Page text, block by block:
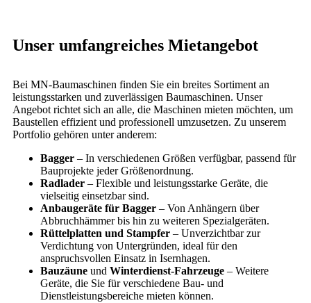
Unser umfangreiches Mietangebot
Bei MN-Baumaschinen finden Sie ein breites Sortiment an
leistungsstarken und zuverlässigen Baumaschinen. Unser
Angebot richtet sich an alle, die Maschinen mieten möchten, um
Baustellen effizient und professionell umzusetzen. Zu unserem
Portfolio gehören unter anderem:
Bagger – In verschiedenen Größen verfügbar, passend für
Bauprojekte jeder Größenordnung.
Radlader – Flexible und leistungsstarke Geräte, die
vielseitig einsetzbar sind.
Anbaugeräte für Bagger – Von Anhängern über
Abbruchhämmer bis hin zu weiteren Spezialgeräten.
Rüttelplatten und Stampfer – Unverzichtbar zur
Verdichtung von Untergründen, ideal für den
anspruchsvollen Einsatz in Isernhagen.
Bauzäune und Winterdienst-Fahrzeuge – Weitere
Geräte, die Sie für verschiedene Bau- und
Dienstleistungsbereiche mieten können.